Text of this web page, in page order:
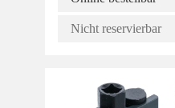
Nicht reservierbar